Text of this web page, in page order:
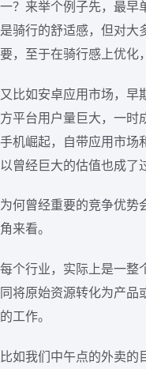
一？来举个例子先，最早
是骑行的舒适感，但对大
要，至于在骑行感上优化
又比如安卓应用市场，早
方平台用户量巨大，一时
手机崛起，自带应用市场
以曾经巨大的估值也成了
为何曾经重要的竞争优势
角来看。
每个行业，实际上是一整
同将原始资源转化为产品
的工作。
比如我们中午点的外卖的